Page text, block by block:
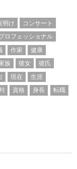
明け
コンサート
ロフェッショナル
作家
健康
族 彼女
彼氏
現在
生涯
資格 身長
転職